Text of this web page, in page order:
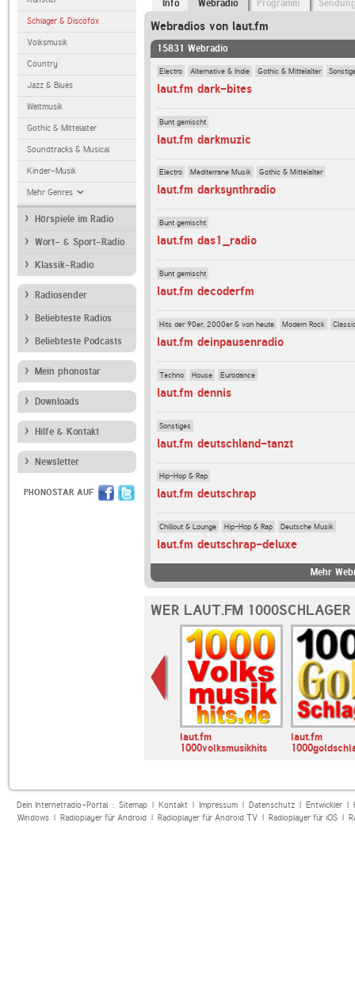
Schlager & Discofox
Volksmusik
Country
Jazz & Blues
Weltmusik
Gothic & Mittelalter
Soundtracks & Musical
Kinder-Musik
Mehr Genres
Hörspiele im Radio
Wort- & Sport-Radio
Klassik-Radio
Radiosender
Beliebteste Radios
Beliebteste Podcasts
Mein phonostar
Downloads
Hilfe & Kontakt
Newsletter
PHONOSTAR AUF
Info Webradio Programm
Webradios von laut.fm
15831 Webradio
Electro Alternative & Indie Gothic & Mittelalter
laut.fm dark-bites
Bunt gemischt
laut.fm darkmuzic
Electro Mediterrane Musik Gothic & Mittelalter
laut.fm darksynthradio
Bunt gemischt
laut.fm das1_radio
Bunt gemischt
laut.fm decoderfm
Hits der 90er, 2000er & von heute Modern Rock
laut.fm deinpausenradio
Techno House Eurodance
laut.fm dennis
Sonstiges
laut.fm deutschland-tanzt
Hip-Hop & Rap
laut.fm deutschrap
Chillout & Lounge Hip-Hop & Rap Deutsche Musik
laut.fm deutschrap-deluxe
Mehr
WER LAUT.FM 1000SCHLAGER
laut.fm
1000volksmusikhits
laut.fm
Dein Internetradio-Portal : Sitemap| Kontakt| Impressum| Datenschutz| Entwickler|
Windows| Radioplayer für Android| Radioplayer für Android TV| Radioplayer für iOS|